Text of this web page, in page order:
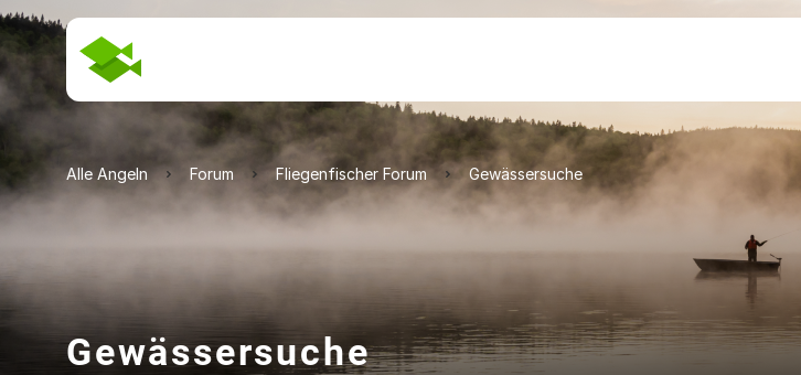
Alle Angeln Forum Fliegenfischer Forum Gewässersuche
Gewässersuche